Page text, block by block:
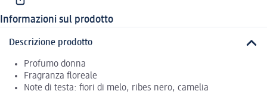
Informazioni sul prodotto
Descrizione prodotto
Profumo donna
Fragranza floreale
Note di testa: fiori di melo, ribes nero, camelia